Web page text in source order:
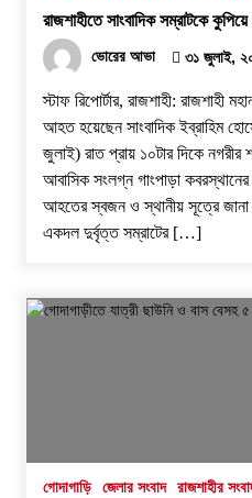
রাজশাহীতে সাংবাদিক সম্রাটকে
ভোরের আভা ৩১ জুলাই,
স্টাফ রিপোর্টার, রাজশাহী: রাজশাহী
আহত হয়েছেন সাংবাদিক ইব্রাহিম
জুলাই) রাত প্রায় ১০টার দিকে নগরীর
আবাসিক সংলগ্ন গাংপাড়া কবরস্থানের
আহতের স্বজন ও স্থানীয় সূত্রে জানা
একদল দুর্বৃত্ত সম্রাটের […]
গোদাগাড়ি জেলার সংবাদ রাজশাহীর